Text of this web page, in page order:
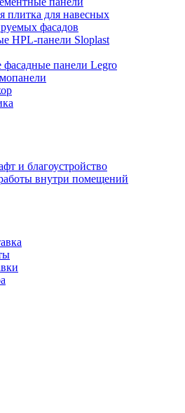
плитка для навесных
фасадов
HPL-панели Sloplast
фасадные панели Legro
и благоустройство
внутри помещений